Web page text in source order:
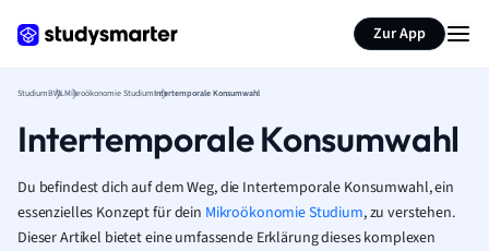
Zur App
StudiumBWLMikroökonomie StudiumIntertemporale Konsumwahl
Intertemporale Konsumwahl
Du befindest dich auf dem Weg, die Intertemporale Konsumwahl, ein
essenzielles Konzept für dein Mikroökonomie Studium, zu verstehen.
Dieser Artikel bietet eine umfassende Erklärung dieses komplexen